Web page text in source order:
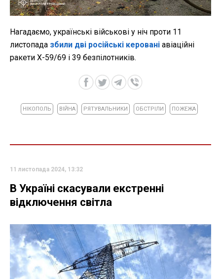
Нагадаємо, українські військові у ніч проти 11
листопада збили дві російські керовані авіаційні
ракети Х-59/69 і 39 безпілотників.
НІКОПОЛЬ ВІЙНА РЯТУВАЛЬНИКИ ОБСТРІЛИ ПОЖЕЖА
11 листопада 2024, 13:32
В Україні скасували екстренні
відключення світла